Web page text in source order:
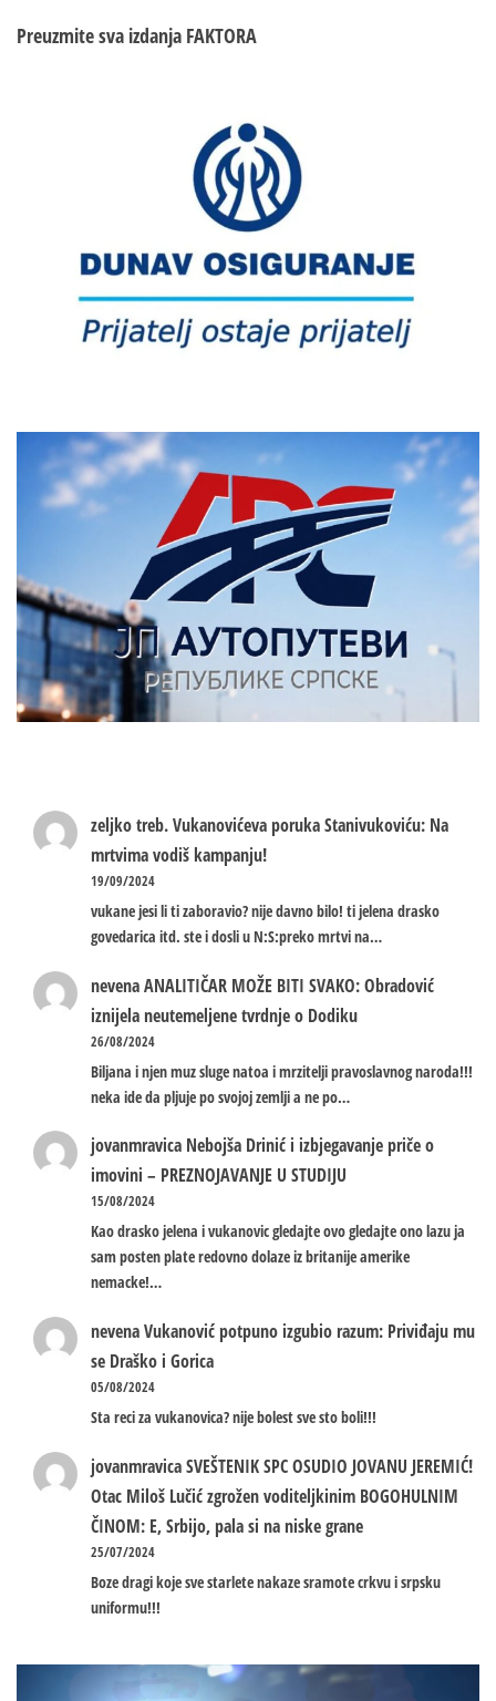
Preuzmite sva izdanja FAKTORA
zeljko treb.Vukanovićeva poruka Stanivukoviću: Na
mrtvima vodiš kampanju!
19/09/2024
vukane jesi li ti zaboravio? nije davno bilo! ti jelena drasko
govedarica itd. ste i dosli u N:S:preko mrtvi na…
nevenaANALITIČAR MOŽE BITI SVAKO: Obradović
iznijela neutemeljene tvrdnje o Dodiku
26/08/2024
Biljana i njen muz sluge natoa i mrzitelji pravoslavnog naroda!!!
neka ide da pljuje po svojoj zemlji a ne po…
jovanmravica Nebojša Drinić i izbjegavanje priče o
imovini – PREZNOJAVANJE U STUDIJU
15/08/2024
Kao drasko jelena i vukanovic gledajte ovo gledajte ono lazu ja
sam posten plate redovno dolaze iz britanije amerike
nemacke!…
nevenaVukanović potpuno izgubio razum: Priviđaju mu
se Draško i Gorica
05/08/2024
Sta reci za vukanovica? nije bolest sve sto boli!!!
jovanmravicaSVEŠTENIK SPC OSUDIO JOVANU JEREMIĆ!
Otac Miloš Lučić zgrožen voditeljkinim BOGOHULNIM
ČINOM: E, Srbijo, pala si na niske grane
25/07/2024
Boze dragi koje sve starlete nakaze sramote crkvu i srpsku
uniformu!!!